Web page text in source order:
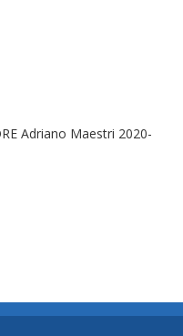
Adriano Maestri 2020-